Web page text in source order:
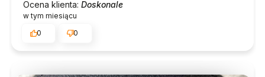
Ocena klienta: Doskonale
w tym miesiącu
0
0